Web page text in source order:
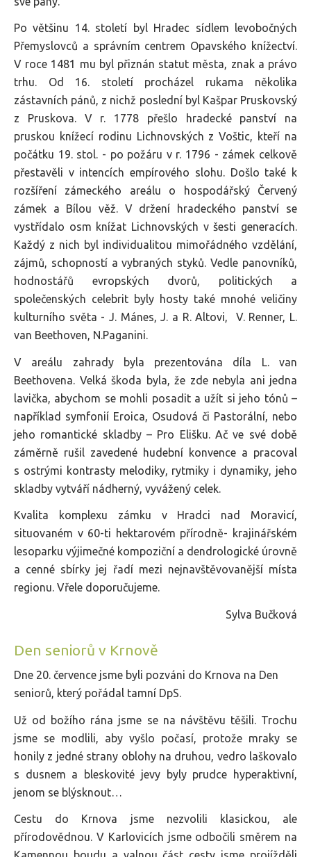
Po většinu 14. století byl Hradec sídlem levobočných
Přemyslovců a správním centrem Opavského knížectví.
V roce 1481 mu byl přiznán statut města, znak a právo
trhu. Od 16. století procházel rukama několika
zástavních pánů, z nichž poslední byl Kašpar Pruskovský
z Pruskova. V r. 1778 přešlo hradecké panství na
pruskou knížecí rodinu Lichnovských z Voštic, kteří na
počátku 19. stol. - po požáru v r. 1796 - zámek celkově
přestavěli v intencích empírového slohu. Došlo také k
rozšíření zámeckého areálu o hospodářský Červený
zámek a Bílou věž. V držení hradeckého panství se
vystřídalo osm knížat Lichnovských v šesti generacích.
Každý z nich byl individualitou mimořádného vzdělání,
zájmů, schopností a vybraných styků. Vedle panovníků,
hodnostářů evropských dvorů, politických a
společenských celebrit byly hosty také mnohé veličiny
kulturního světa - J. Mánes, J. a R. Altovi, V. Renner, L.
van Beethoven, N.Paganini.
V areálu zahrady byla prezentována díla L. van
Beethovena. Velká škoda byla, že zde nebyla ani jedna
lavička, abychom se mohli posadit a užít si jeho tónů –
například symfonií Eroica, Osudová či Pastorální, nebo
jeho romantické skladby – Pro Elišku. Ač ve své době
záměrně rušil zavedené hudební konvence a pracoval
s ostrými kontrasty melodiky, rytmiky i dynamiky, jeho
skladby vytváří nádherný, vyvážený celek.
Kvalita komplexu zámku v Hradci nad Moravicí,
situovaném v 60-ti hektarovém přírodně- krajinářském
lesoparku výjimečné kompoziční a dendrologické úrovně
a cenné sbírky jej řadí mezi nejnavštěvovanější místa
regionu. Vřele doporučujeme.
Sylva Bučková
Den seniorů v Krnově
Dne 20. července jsme byli pozváni do Krnova na Den
seniorů, který pořádal tamní DpS.
Už od božího rána jsme se na návštěvu těšili. Trochu
jsme se modlili, aby vyšlo počasí, protože mraky se
honily z jedné strany oblohy na druhou, vedro laškovalo
s dusnem a bleskovité jevy byly prudce hyperaktivní,
jenom se blýsknout…
Cestu do Krnova jsme nezvolili klasickou, ale
přírodovědnou. V Karlovicích jsme odbočili směrem na